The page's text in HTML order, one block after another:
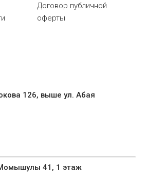
Договор публичной
оферты
126, выше ул. Абая
41, 1 этаж